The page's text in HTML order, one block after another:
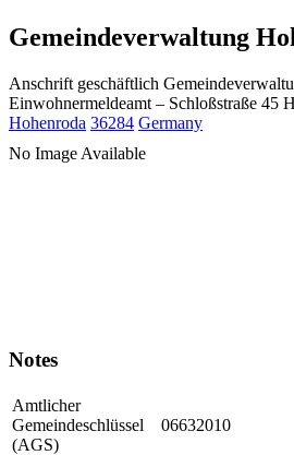
Gemeindeverwaltung
Anschrift geschäftlich
Einwohnermeldeamt – Schloßstraße 45
Hohenroda 36284 Germany
No Image Available
Notes
Amtlicher
Gemeindeschlüssel
(AGS)
06632010